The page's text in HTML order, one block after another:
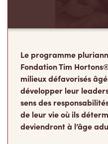
Le programme
milieux défavorisés
développer leur
sens des
de leur vie où ils
deviendront à l’âge
Faire un don